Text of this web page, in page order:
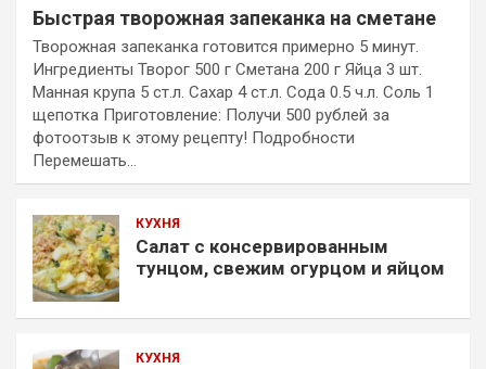
Быстрая творожная запеканка на сметане
Творожная запеканка готовится примерно 5 минут.
Ингредиенты Творог 500 г Сметана 200 г Яйца 3 шт.
Манная крупа 5 ст.л. Сахар 4 ст.л. Сода 0.5 ч.л. Соль 1
щепотка Приготовление: Получи 500 рублей за
фотоотзыв к этому рецепту! Подробности
Перемешать…
КУХНЯ
Салат с консервированным
тунцом, свежим огурцом и яйцом
КУХНЯ